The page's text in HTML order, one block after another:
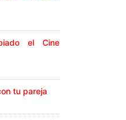
el Cine
tu pareja